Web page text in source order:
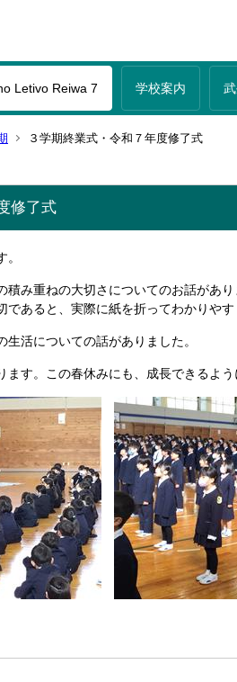
Letivo Reiwa 7 学校案内
３学期終業式・令和７年度修了式
修了式
積み重ねの大切さについてのお話があ
あると、実際に紙を折ってわかりやす
活についての話がありました。
ます。この春休みにも、成長できるよ